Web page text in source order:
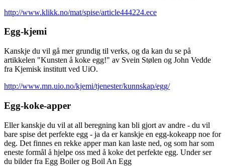
http://www.klikk.no/mat/spise/article444224.ece
Egg-kjemi
Kanskje du vil gå mer grundig til verks, og da kan du se på
artikkelen "Kunsten å koke egg!" av Svein Stølen og John Vedde
fra Kjemisk institutt ved UiO.
http://www.mn.uio.no/kjemi/tjenester/kunnskap/egg/
Egg-koke-apper
Eller kanskje du vil at all beregning kan bli gjort av andre - du vil
bare spise det perfekte egg - ja da er kanskje en egg-kokeapp noe for
deg. Det finnes en rekke apper man kan laste ned, og som har som
eneste formål å hjelpe oss med å koke det perfekte egg. Under ser
du bilder fra Egg Boiler og Boil An Egg